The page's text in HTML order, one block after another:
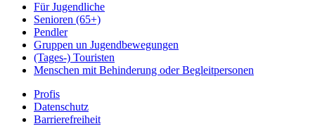
Für Jugendliche
Senioren (65+)
Pendler
Gruppen un Jugendbewegungen
(Tages-) Touristen
Menschen mit Behinderung oder Begleitpersonen
Profis
Datenschutz
Barrierefreiheit